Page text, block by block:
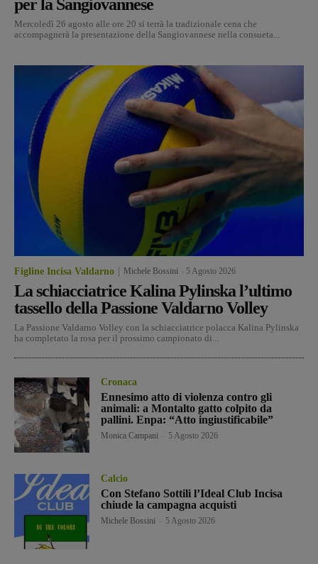
per la Sangiovannese
Mercoledì 26 agosto alle ore 20 si terrà la tradizionale cena che
accompagnerà la presentazione della Sangiovannese nella consueta...
Figline Incisa Valdarno Michele Bossini 5 Agosto 2026
La schiacciatrice Kalina Pylinska l’ultimo
tassello della Passione Valdarno Volley
La Passione Valdarno Volley con la schiacciatrice polacca Kalina Pylinska
ha completato la rosa per il prossimo campionato di...
Cronaca
Ennesimo atto di violenza contro gli
animali: a Montalto gatto colpito da
pallini. Enpa: “Atto ingiustificabile”
Monica Campani 5 Agosto 2026
Calcio
Con Stefano Sottili l’Ideal Club Incisa
chiude la campagna acquisti
Michele Bossini 5 Agosto 2026